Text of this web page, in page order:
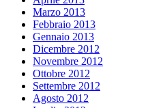
Marzo 2013
Febbraio 2013
Gennaio 2013
Dicembre 2012
Novembre 2012
Ottobre 2012
Settembre 2012
Agosto 2012